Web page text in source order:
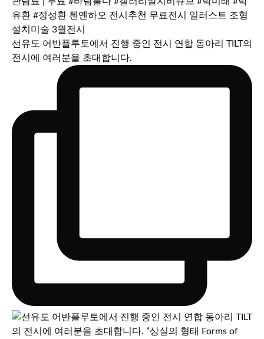
선유도 어반플루토에서 진행 중인 전시 연합 동아리 TILT의
전시에 여러분을 초대합니다.